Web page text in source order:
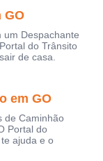
GO
um Despachante
do Trânsito
de casa.
em GO
de Caminhão
Portal do
ajuda e o